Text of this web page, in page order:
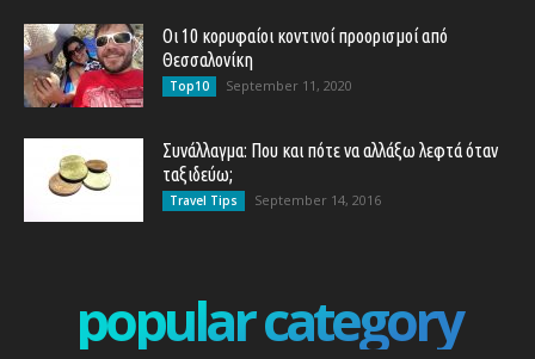
Οι 10 κορυφαίοι κοντινοί προορισμοί από
Θεσσαλονίκη
Top10 September 11, 2020
Συνάλλαγμα: Που και πότε να αλλάξω λεφτά όταν
ταξιδεύω;
Travel Tips September 14, 2016
popular category